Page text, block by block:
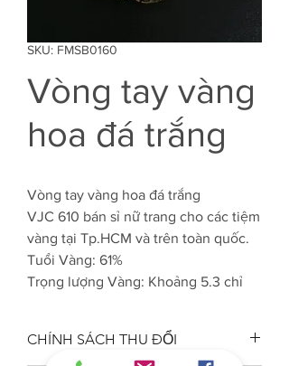
SKU: FMSB0160
Vòng tay vàng
hoa đá trắng
Vòng tay vàng hoa đá trắng
VJC 610 bán sỉ nữ trang cho các tiệm
vàng tại Tp.HCM và trên toàn quốc.
Tuổi Vàng: 61%
Trọng lượng Vàng: Khoảng 5.3 chỉ
CHÍNH SÁCH THU ĐỔI